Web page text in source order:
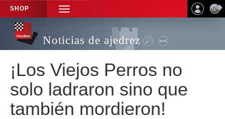
SHOP
TOGGLE
NAVIGATION
Noticias de ajedrez
¡Los Viejos Perros no
solo ladraron sino que
también mordieron!